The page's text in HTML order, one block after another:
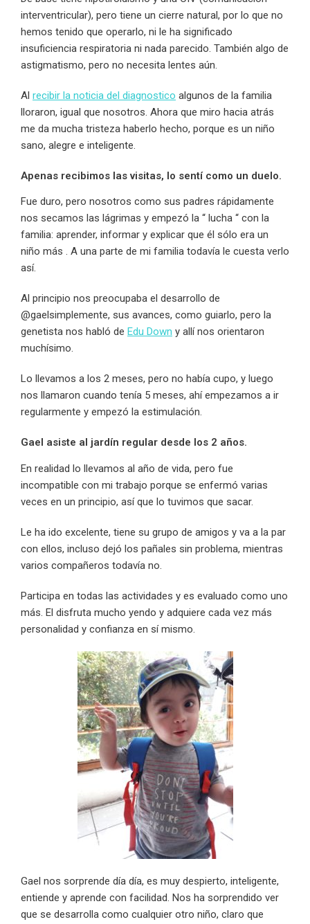
interventricular), pero tiene un cierre natural, por lo que no
hemos tenido que operarlo, ni le ha significado
insuficiencia respiratoria ni nada parecido. También algo de
astigmatismo, pero no necesita lentes aún.
Al recibir la noticia del diagnostico algunos de la familia
lloraron, igual que nosotros. Ahora que miro hacia atrás
me da mucha tristeza haberlo hecho, porque es un niño
sano, alegre e inteligente.
Apenas recibimos las visitas, lo sentí como un duelo.
Fue duro, pero nosotros como sus padres rápidamente
nos secamos las lágrimas y empezó la “ lucha “ con la
familia: aprender, informar y explicar que él sólo era un
niño más . A una parte de mi familia todavía le cuesta verlo
así.
Al principio nos preocupaba el desarrollo de
@gaelsimplemente, sus avances, como guiarlo, pero la
genetista nos habló de Edu Down y allí nos orientaron
muchísimo.
Lo llevamos a los 2 meses, pero no había cupo, y luego
nos llamaron cuando tenía 5 meses, ahí empezamos a ir
regularmente y empezó la estimulación.
Gael asiste al jardín regular desde los 2 años.
En realidad lo llevamos al año de vida, pero fue
incompatible con mi trabajo porque se enfermó varias
veces en un principio, así que lo tuvimos que sacar.
Le ha ido excelente, tiene su grupo de amigos y va a la par
con ellos, incluso dejó los pañales sin problema, mientras
varios compañeros todavía no.
Participa en todas las actividades y es evaluado como uno
más. El disfruta mucho yendo y adquiere cada vez más
personalidad y confianza en sí mismo.
Gael nos sorprende día día, es muy despierto, inteligente,
entiende y aprende con facilidad. Nos ha sorprendido ver
que se desarrolla como cualquier otro niño, claro que